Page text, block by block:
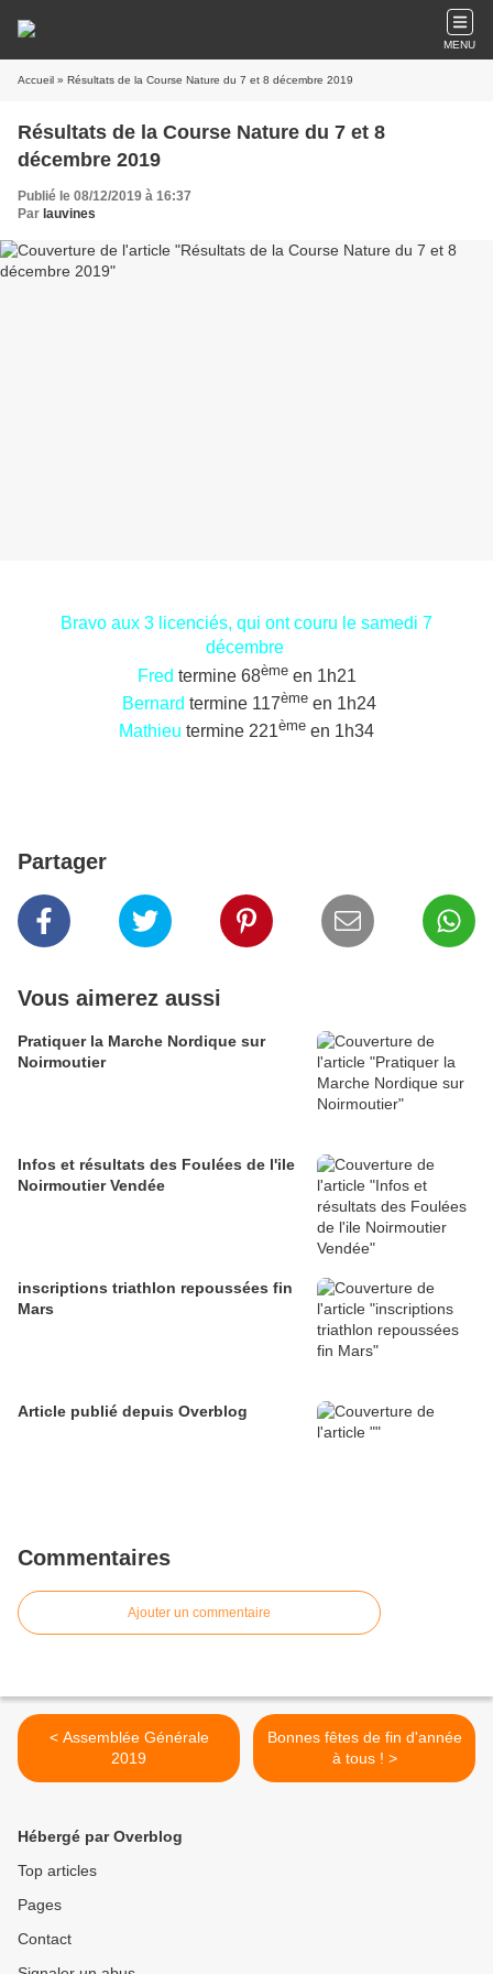
MENU
Accueil » Résultats de la Course Nature du 7 et 8 décembre 2019
Résultats de la Course Nature du 7 et 8
décembre 2019
Publié le 08/12/2019 à 16:37
Par lauvines
Bravo aux 3 licenciés, qui ont couru le samedi 7
décembre
Fred termine 68èmeen 1h21
Bernard termine 117èmeen 1h24
Mathieu termine 221ème en 1h34
Partager
Vous aimerez aussi
Pratiquer la Marche Nordique sur
Noirmoutier
Infos et résultats des Foulées de l'ile
Noirmoutier Vendée
inscriptions triathlon repoussées fin
Mars
Article publié depuis Overblog
Commentaires
Ajouter un commentaire
< Assemblée Générale
2019
Bonnes fêtes de fin d'année
à tous ! >
Hébergé par Overblog
Top articles
Pages
Contact